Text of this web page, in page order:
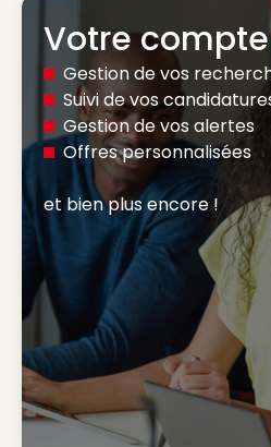
Votre
Gestion de vos
Suivi de vos
Gestion de vos alertes
Offres personnalisées
et bien plus encore !